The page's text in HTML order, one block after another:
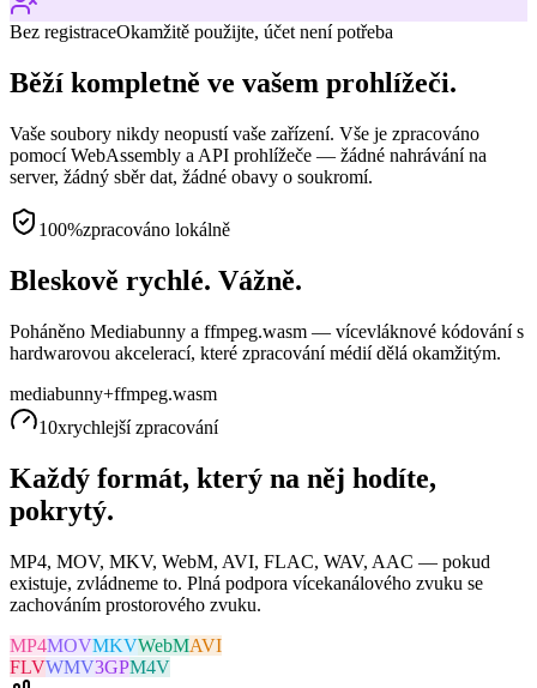
Bez registraceOkamžitě použijte, účet není potřeba
Běží kompletně ve vašem prohlížeči.
Vaše soubory nikdy neopustí vaše zařízení. Vše je zpracováno
pomocí WebAssembly a API prohlížeče — žádné nahrávání na
server, žádný sběr dat, žádné obavy o soukromí.
100%zpracováno lokálně
Bleskově rychlé. Vážně.
Poháněno Mediabunny a ffmpeg.wasm — vícevláknové kódování s
hardwarovou akcelerací, které zpracování médií dělá okamžitým.
mediabunny+ffmpeg.wasm
10xrychlejší zpracování
Každý formát, který na něj hodíte,
pokrytý.
MP4, MOV, MKV, WebM, AVI, FLAC, WAV, AAC — pokud
existuje, zvládneme to. Plná podpora vícekanálového zvuku se
zachováním prostorového zvuku.
MP4MOVMKVWebMAVI
FLVWMV3GPM4V